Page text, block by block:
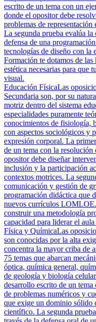
escrito de un tema con un
donde el opositor debe
problemas de
La segunda prueba evalúa la
defensa de una
tecnologías de diseño con
Formación te dotamos de
estética necesarias para que
visual.
Educación FísicaLas
Secundaria son, por su
motriz dentro del sistema
especialidades puramente
conocimientos de fisiología,
con aspectos sociológicos y
expresión corporal. La
de un tema con la resolución
opositor debe diseñar
inclusión y la participación
contextos motrices. La
comunicación y gestión de
programación didáctica que
nuevos currículos
construir una metodología
capacidad para liderar el
Física y QuímicaLas
son conocidas por la alta
concentra la mayor criba de
75 temas que abarcan
óptica, química general,
de geología y biología
desarrollo escrito de un
de problemas numéricos y
que exige un dominio sólido
científico. La segunda